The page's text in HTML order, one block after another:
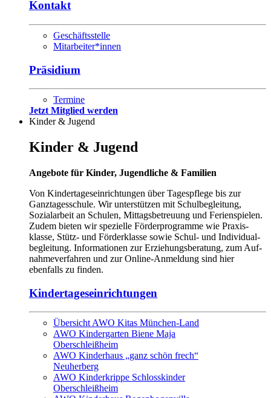
Kontakt
Geschäftsstelle
Mitarbeiter*innen
Präsidium
Termine
Jetzt Mitglied werden
Kinder & Jugend
Kinder & Jugend
Angebote für Kinder, Jugendliche & Familien
Von Kindertageseinrichtungen über Tagespflege bis zur
Ganztagesschule. Wir unterstützen mit Schul­beglei­tung,
Sozialarbeit an Schulen, Mittags­be­treuung und Ferienspielen.
Zudem bieten wir spezielle Förder­programme wie Praxis­
klasse, Stütz- und Förderklasse sowie Schul- und Individual­
be­gleitung. Informationen zur Erzieh­ungs­be­ratung, zum Auf­
nahme­verfahren und zur Online-Anmel­dung sind hier
ebenfalls zu finden.
Kindertageseinrichtungen
Übersicht AWO Kitas München-Land
AWO Kindergarten Biene Maja
Oberschleißheim
AWO Kinderhaus „ganz schön frech“
Neuherberg
AWO Kinderkrippe Schlosskinder
Oberschleißheim